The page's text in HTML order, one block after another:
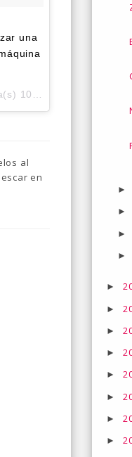
una
PST
al
en
►
►
►
►
►
►
►
►
►